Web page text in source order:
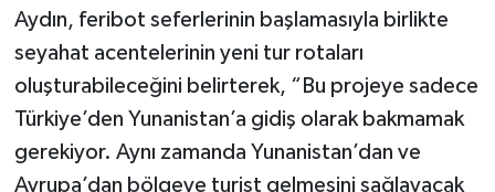
Aydın, feribot seferlerinin başlamasıyla birlikte
seyahat acentelerinin yeni tur rotaları
oluşturabileceğini belirterek, “Bu projeye sadece
Türkiye’den Yunanistan’a gidiş olarak bakmamak
gerekiyor. Aynı zamanda Yunanistan’dan ve
Avrupa’dan bölgeye turist gelmesini sağlayacak